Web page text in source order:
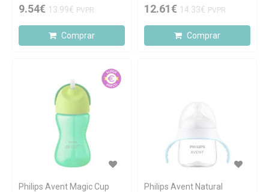
9.54€ 13.99€ PVPR
Comprar
12.61€ 14.33€ PVPR
Comprar
Philips Avent Magic Cup
Philips Avent Natural